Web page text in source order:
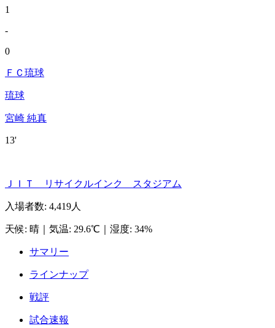
1
-
0
ＦＣ琉球
琉球
宮崎 純真
13'
ＪＩＴ リサイクルインク スタジアム
入場者数: 4,419人
天候: 晴 気温: 29.6℃ 湿度: 34%
サマリー
ラインナップ
戦評
試合速報